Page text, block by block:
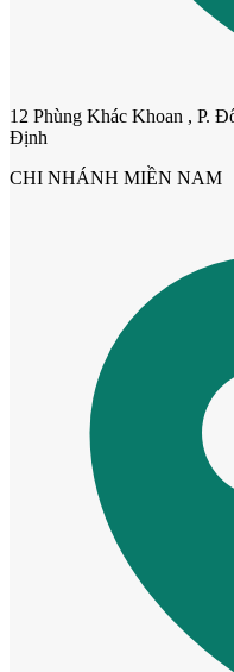
Cửa cho
12 Phùng Khác Khoan , P.
Định
CHI NHÁNH MIỀN NAM